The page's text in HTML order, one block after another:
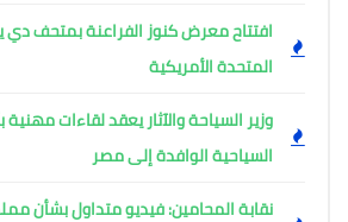
افتتاح معرض كنوز الفراعنة بمتحف دي
المتحدة الأمريكية
وزير السياحة والآثار يعقد لقاءات مهنية
السياحية الوافدة إلى مصر
نقابة المحامين: فيديو متداول بشأن